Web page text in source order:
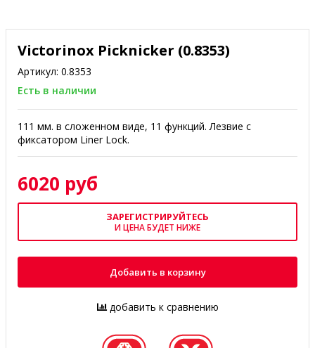
Victorinox Picknicker (0.8353)
Артикул: 0.8353
Есть в наличии
111 мм. в сложенном виде, 11 функций. Лезвие с
фиксатором Liner Lock.
6020 руб
ЗАРЕГИСТРИРУЙТЕСЬ
И ЦЕНА БУДЕТ НИЖЕ
Добавить в корзину
добавить к сравнению